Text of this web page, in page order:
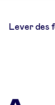
Lever des